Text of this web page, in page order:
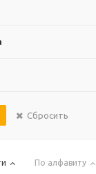
Сбросить
По алфавиту